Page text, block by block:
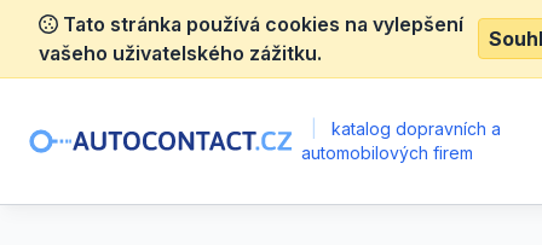
Tato stránka používá cookies na vylepšení
vašeho uživatelského zážitku.
katalog dopravních a
automobilových firem